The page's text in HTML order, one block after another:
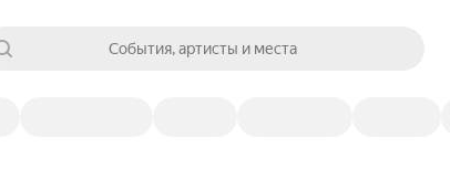
События, артисты и места